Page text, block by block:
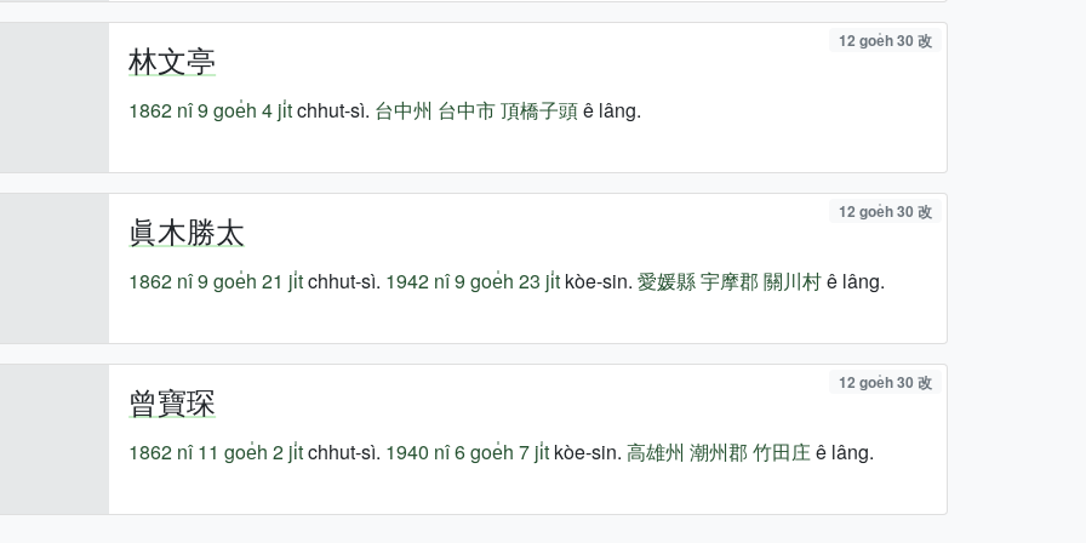
林文亭 12 goe̍h 30 改
1862 nî9 goe̍h 4 ji̍tchhut-sì. 台中州 台中市頂橋子頭ê lâng.
眞木勝太 12 goe̍h 30 改
1862 nî9 goe̍h 21 ji̍tchhut-sì. 1942 nî9 goe̍h 23 ji̍t kòe-sin.愛媛縣宇摩郡 關川村ê lâng.
曾寶琛 12 goe̍h 30 改
1862 nî 11 goe̍h 2 ji̍tchhut-sì. 1940 nî6 goe̍h 7 ji̍t kòe-sin.高雄州 潮州郡 竹田庄ê lâng.